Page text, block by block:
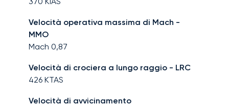
Velocità operativa massima di Mach -
MMO
Mach 0,87
Velocità di crociera a lungo raggio - LRC
426 KTAS
Velocità di avvicinamento